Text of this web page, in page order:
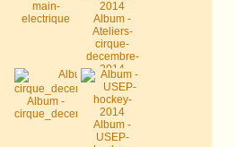
main-
electrique
Album -
Ateliers-
cirque-
decembre-
2014
Album -
cirque_decembre2014
Album -
USEP-